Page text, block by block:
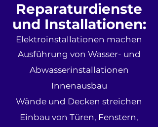
Reparaturdienste
und Installationen:
Elektroinstallationen machen
Ausführung von Wasser- und
Abwasserinstallationen
Innenausbau
Wände und Decken streichen
Einbau von Türen, Fenstern,